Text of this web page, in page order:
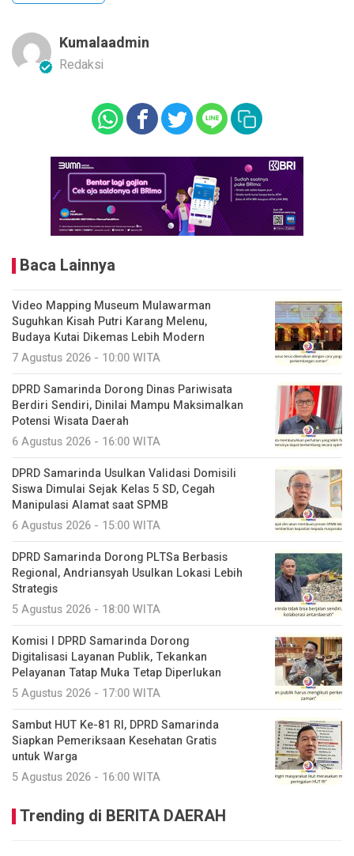
Kumalaadmin
Redaksi
Baca Lainnya
Video Mapping Museum Mulawarman
Suguhkan Kisah Putri Karang Melenu,
Budaya Kutai Dikemas Lebih Modern
7 Agustus 2026 - 10:00 WITA
DPRD Samarinda Dorong Dinas Pariwisata
Berdiri Sendiri, Dinilai Mampu Maksimalkan
Potensi Wisata Daerah
6 Agustus 2026 - 16:00 WITA
DPRD Samarinda Usulkan Validasi Domisili
Siswa Dimulai Sejak Kelas 5 SD, Cegah
Manipulasi Alamat saat SPMB
6 Agustus 2026 - 15:00 WITA
DPRD Samarinda Dorong PLTSa Berbasis
Regional, Andriansyah Usulkan Lokasi Lebih
Strategis
5 Agustus 2026 - 18:00 WITA
Komisi I DPRD Samarinda Dorong
Digitalisasi Layanan Publik, Tekankan
Pelayanan Tatap Muka Tetap Diperlukan
5 Agustus 2026 - 17:00 WITA
Sambut HUT Ke-81 RI, DPRD Samarinda
Siapkan Pemeriksaan Kesehatan Gratis
untuk Warga
5 Agustus 2026 - 16:00 WITA
Trending di BERITA DAERAH